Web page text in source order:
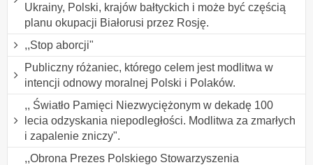
Ukrainy, Polski, krajów bałtyckich i może być częścią
planu okupacji Białorusi przez Rosję.
,,Stop aborcji"
Publiczny różaniec, którego celem jest modlitwa w
intencji odnowy moralnej Polski i Polaków.
,, Światło Pamięci Niezwyciężonym w dekadę 100
lecia odzyskania niepodległości. Modlitwa za zmarłych
i zapalenie zniczy".
,,Obrona Prezes Polskiego Stowarzyszenia